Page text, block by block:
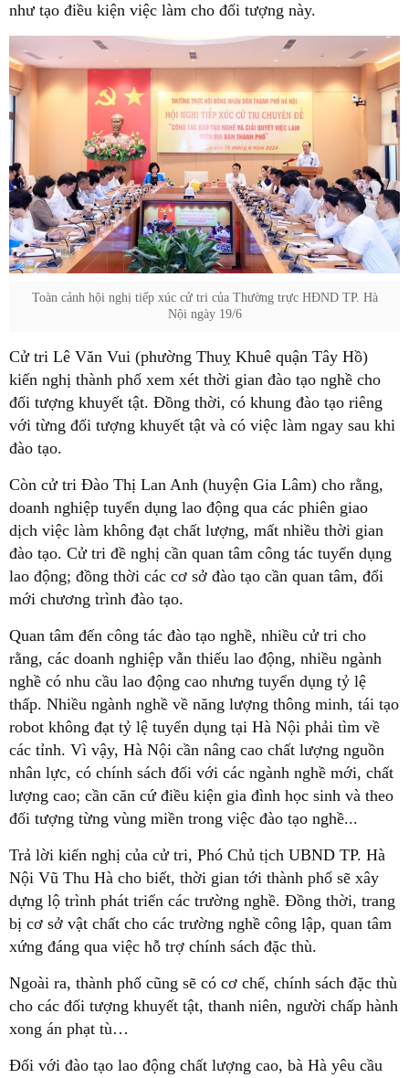
như tạo điều kiện việc làm cho đối tượng này.
Toàn cảnh hội nghị tiếp xúc cử tri của Thường trực HĐND TP. Hà
Nội ngày 19/6
Cử tri Lê Văn Vui (phường Thuỵ Khuê quận Tây Hồ)
kiến nghị thành phố xem xét thời gian đào tạo nghề cho
đối tượng khuyết tật. Đồng thời, có khung đào tạo riêng
với từng đối tượng khuyết tật và có việc làm ngay sau khi
đào tạo.
Còn cử tri Đào Thị Lan Anh (huyện Gia Lâm) cho rằng,
doanh nghiệp tuyển dụng lao động qua các phiên giao
dịch việc làm không đạt chất lượng, mất nhiều thời gian
đào tạo. Cử tri đề nghị cần quan tâm công tác tuyển dụng
lao động; đồng thời các cơ sở đào tạo cần quan tâm, đổi
mới chương trình đào tạo.
Quan tâm đến công tác đào tạo nghề, nhiều cử tri cho
rằng, các doanh nghiệp vẫn thiếu lao động, nhiều ngành
nghề có nhu cầu lao động cao nhưng tuyển dụng tỷ lệ
thấp. Nhiều ngành nghề về năng lượng thông minh, tái tạo
robot không đạt tỷ lệ tuyển dụng tại Hà Nội phải tìm về
các tỉnh. Vì vậy, Hà Nội cần nâng cao chất lượng nguồn
nhân lực, có chính sách đối với các ngành nghề mới, chất
lượng cao; cần căn cứ điều kiện gia đình học sinh và theo
đối tượng từng vùng miền trong việc đào tạo nghề...
Trả lời kiến nghị của cử tri, Phó Chủ tịch UBND TP. Hà
Nội Vũ Thu Hà cho biết, thời gian tới thành phố sẽ xây
dựng lộ trình phát triển các trường nghề. Đồng thời, trang
bị cơ sở vật chất cho các trường nghề công lập, quan tâm
xứng đáng qua việc hỗ trợ chính sách đặc thù.
Ngoài ra, thành phố cũng sẽ có cơ chế, chính sách đặc thù
cho các đối tượng khuyết tật, thanh niên, người chấp hành
xong án phạt tù…
Đối với đào tạo lao động chất lượng cao, bà Hà yêu cầu